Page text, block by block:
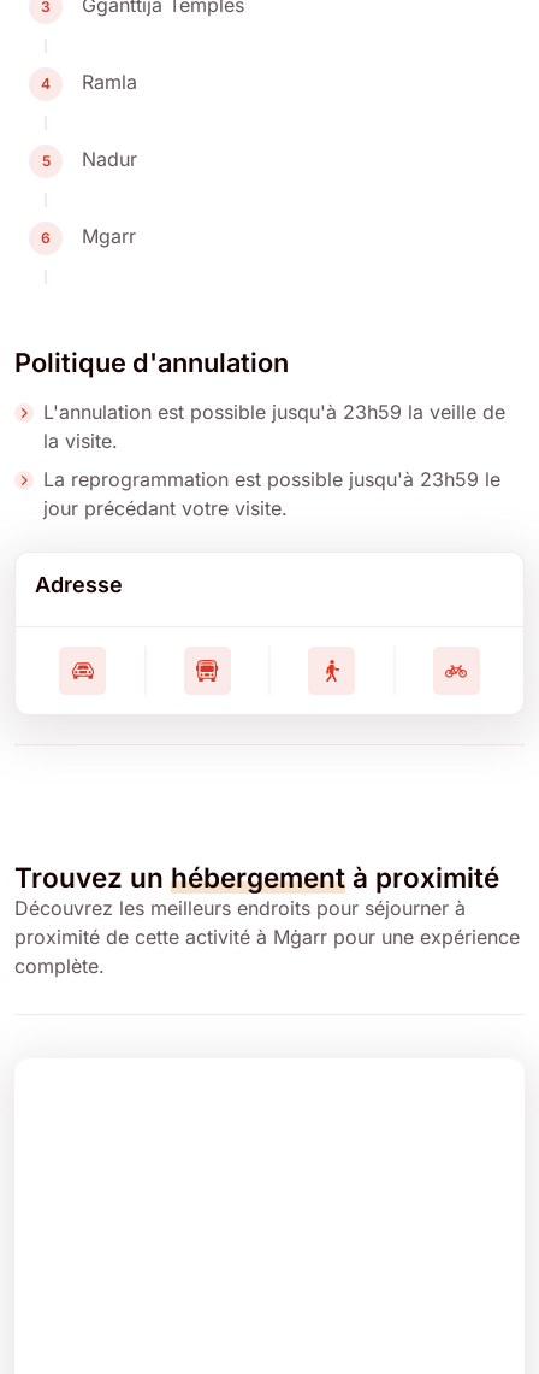
3 Gganttija Temples
4 Ramla
5 Nadur
6 Mgarr
Politique d'annulation
L'annulation est possible jusqu'à 23h59 la veille de
la visite.
La reprogrammation est possible jusqu'à 23h59 le
jour précédant votre visite.
Adresse
Trouvez un hébergement à proximité
Découvrez les meilleurs endroits pour séjourner à
proximité de cette activité à Mġarr pour une expérience
complète.